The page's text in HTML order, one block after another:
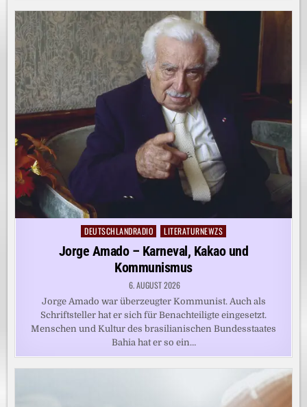
Posted
DEUTSCHLANDRADIO LITERATURNEWZS
Jorge Amado – Karneval, Kakao und
Kommunismus
6. AUGUST 2026
Jorge Amado war überzeugter Kommunist. Auch als
Schriftsteller hat er sich für Benachteiligte eingesetzt.
Menschen und Kultur des brasilianischen Bundesstaates
Bahia hat er so ein…